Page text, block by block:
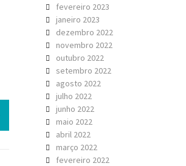
fevereiro 2023
janeiro 2023
dezembro 2022
novembro 2022
outubro 2022
setembro 2022
agosto 2022
julho 2022
junho 2022
maio 2022
abril 2022
março 2022
fevereiro 2022